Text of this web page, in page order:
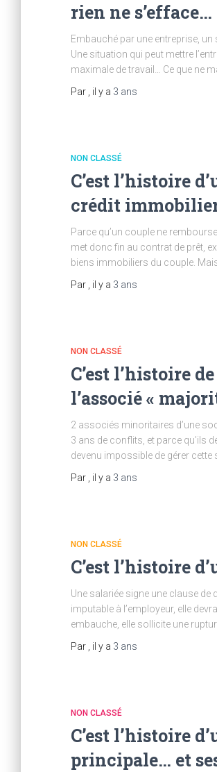
rien ne s’efface…
Embauché par une entreprise,
Une situation qui peut mettre
maximale de travail… Ce que ne
Par
, il y a 3 ans
NON CLASSÉ
C’est l’histoire
crédit
Parce qu’un couple ne
met donc fin au contrat de prêt,
biens immobiliers du couple.
Par
, il y a 3 ans
NON CLASSÉ
C’est l’histoire
l’associé «
2 associés minoritaires d’une
3 ans de conflits, et parce qu’ils
devenu impossible de gérer cette
Par
, il y a 3 ans
NON CLASSÉ
C’est l’histoire
Une salariée signe une clause
imputable à l’employeur, elle
embauche, elle sollicite une
Par
, il y a 3 ans
NON CLASSÉ
C’est l’histoire
principale… et